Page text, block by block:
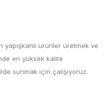
yapışkanlı ürünler üretmek ve
en yüksek kalite
sunmak için çalışıyoruz.